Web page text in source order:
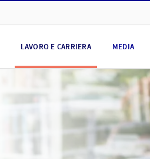
LAVORO E CARRIERA MEDIA